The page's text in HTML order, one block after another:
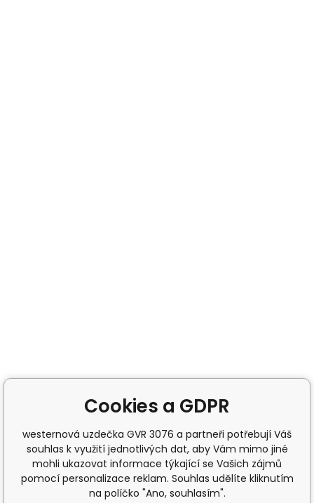
Cookies a GDPR
westernová uzdečka GVR 3076 a partneři potřebují Váš
souhlas k využití jednotlivých dat, aby Vám mimo jiné
mohli ukazovat informace týkající se Vašich zájmů
pomocí personalizace reklam. Souhlas udělíte kliknutím
na políčko "Ano, souhlasím".